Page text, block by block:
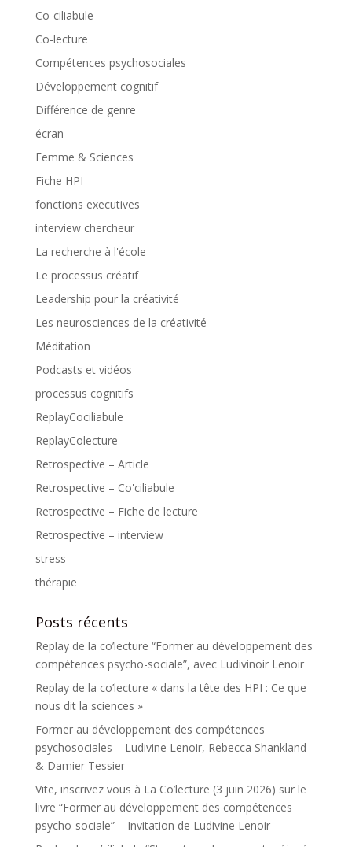
Co-ciliabule
Co-lecture
Compétences psychosociales
Développement cognitif
Différence de genre
écran
Femme & Sciences
Fiche HPI
fonctions executives
interview chercheur
La recherche à l'école
Le processus créatif
Leadership pour la créativité
Les neurosciences de la créativité
Méditation
Podcasts et vidéos
processus cognitifs
ReplayCociliabule
ReplayColecture
Retrospective – Article
Retrospective – Co'ciliabule
Retrospective – Fiche de lecture
Retrospective – interview
stress
thérapie
Posts récents
Replay de la co’lecture “Former au développement des
compétences psycho-sociale”, avec Ludivinoir Lenoir
Replay de la co’lecture « dans la tête des HPI : Ce que
nous dit la sciences »
Former au développement des compétences
psychosociales – Ludivine Lenoir, Rebecca Shankland
& Damier Tessier
Vite, inscrivez vous à La Co’lecture (3 juin 2026) sur le
livre “Former au développement des compétences
psycho-sociale” – Invitation de Ludivine Lenoir